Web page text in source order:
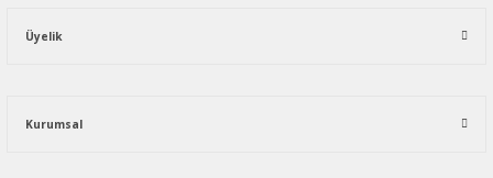
Üyelik
Kurumsal